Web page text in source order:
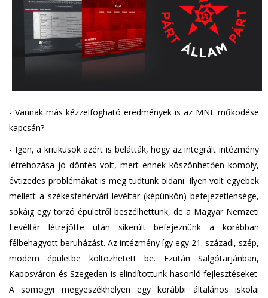
- Vannak más kézzelfogható eredmények is az MNL működése
kapcsán?
- Igen, a kritikusok azért is belátták, hogy az integrált intézmény
létrehozása jó döntés volt, mert ennek köszönhetően komoly,
évtizedes problémákat is meg tudtunk oldani. Ilyen volt egyebek
mellett a székesfehérvári levéltár (képünkön) befejezetlensége,
sokáig egy torzó épületről beszélhettünk, de a Magyar Nemzeti
Levéltár létrejötte után sikerült befejeznünk a korábban
félbehagyott beruházást. Az intézmény így egy 21. századi, szép,
modern épületbe költözhetett be. Ezután Salgótarjánban,
Kaposváron és Szegeden is elindítottunk hasonló fejlesztéseket.
A somogyi megyeszékhelyen egy korábbi általános iskolai